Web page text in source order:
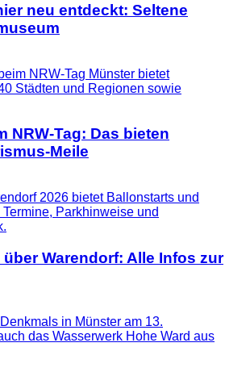
neu entdeckt: Seltene
NRW-Tag: Das bieten
Meile
Warendorf: Alle Infos zur